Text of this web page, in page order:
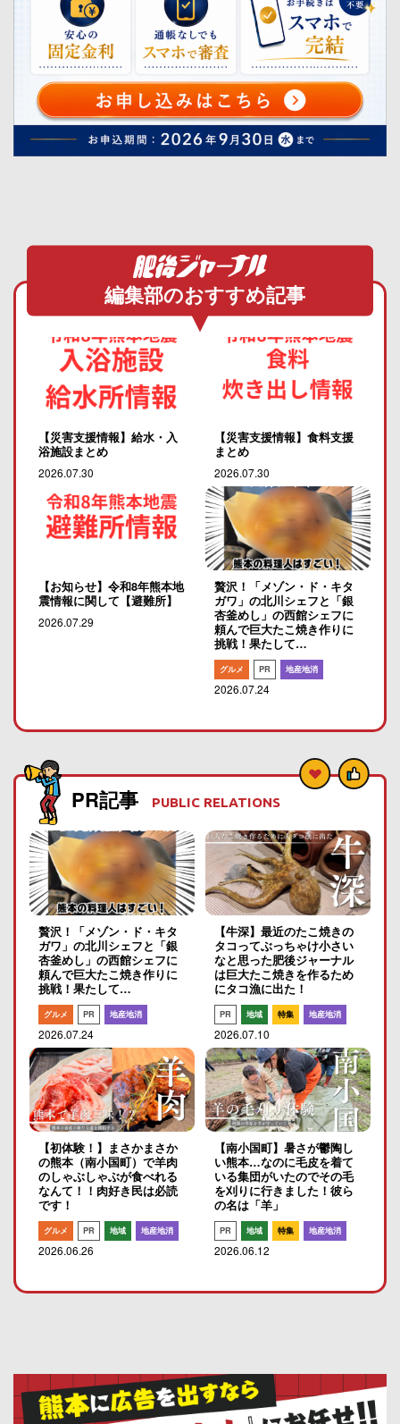
編集部のおすすめ記事
【災害支援情報】給水・入
浴施設まとめ
2026.07.30
【災害支援情報】食料支援
まとめ
2026.07.30
【お知らせ】令和8年熊本地
震情報に関して【避難所】
2026.07.29
贅沢！「メゾン・ド・キタ
ガワ」の北川シェフと「銀
杏釜めし」の西館シェフに
頼んで巨大たこ焼き作りに
挑戦！果たして…
グルメ PR 地産地消
2026.07.24
PR記事 PUBLIC RELATIONS
贅沢！「メゾン・ド・キタ
ガワ」の北川シェフと「銀
杏釜めし」の西館シェフに
頼んで巨大たこ焼き作りに
挑戦！果たして…
グルメ PR 地産地消
2026.07.24
【牛深】最近のたこ焼きの
タコってぶっちゃけ小さい
なと思った肥後ジャーナル
は巨大たこ焼きを作るため
にタコ漁に出た！
PR 地域 特集 地産地消
2026.07.10
【初体験！】まさかまさか
の熊本（南小国町）で羊肉
のしゃぶしゃぶが食べれる
なんて！！肉好き民は必読
です！
グルメ PR 地域 地産地消
2026.06.26
【南小国町】暑さが鬱陶し
い熊本…なのに毛皮を着て
いる集団がいたのでその毛
を刈りに行きました！彼ら
の名は「羊」
PR 地域 特集 地産地消
2026.06.12